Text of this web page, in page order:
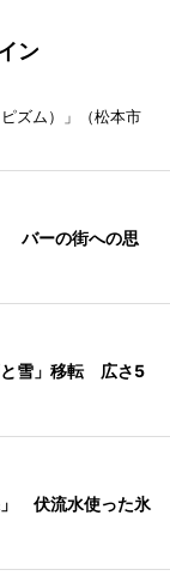
ン
ズム）」（松本市
バーの街への思
と雪」移転 広さ5
」 伏流水使った氷